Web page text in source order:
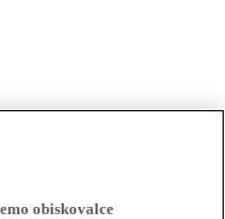
obiskovalce